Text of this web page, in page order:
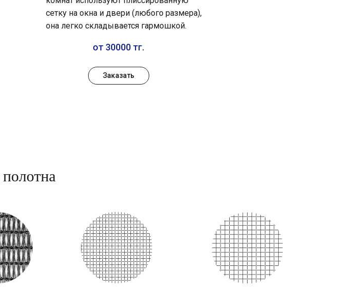
сетку на окна и двери (любого размера),
она легко складывается гармошкой.
от 30000 тг.
Заказать